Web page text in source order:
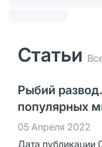
Статьи
Рыбий
популярных
05 Апреля 2022
Дата публикации